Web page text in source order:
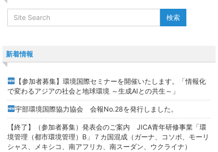
新着情報
【参加者募集】環境国際セミナーを開催いたします。「情報化
で変わるアジアの社会と地球環境 ～生成AIとの共生～」
宇部環境国際協力協会 会報No.28を発行しました。
【終了】（参加者募集）発表会のご案内 JICA青年研修事業「環
境管理（都市環境管理）B」７カ国混成（ガーナ、コソボ、モーリ
シャス、メキシコ、南アフリカ、南スーダン、ウクライナ）